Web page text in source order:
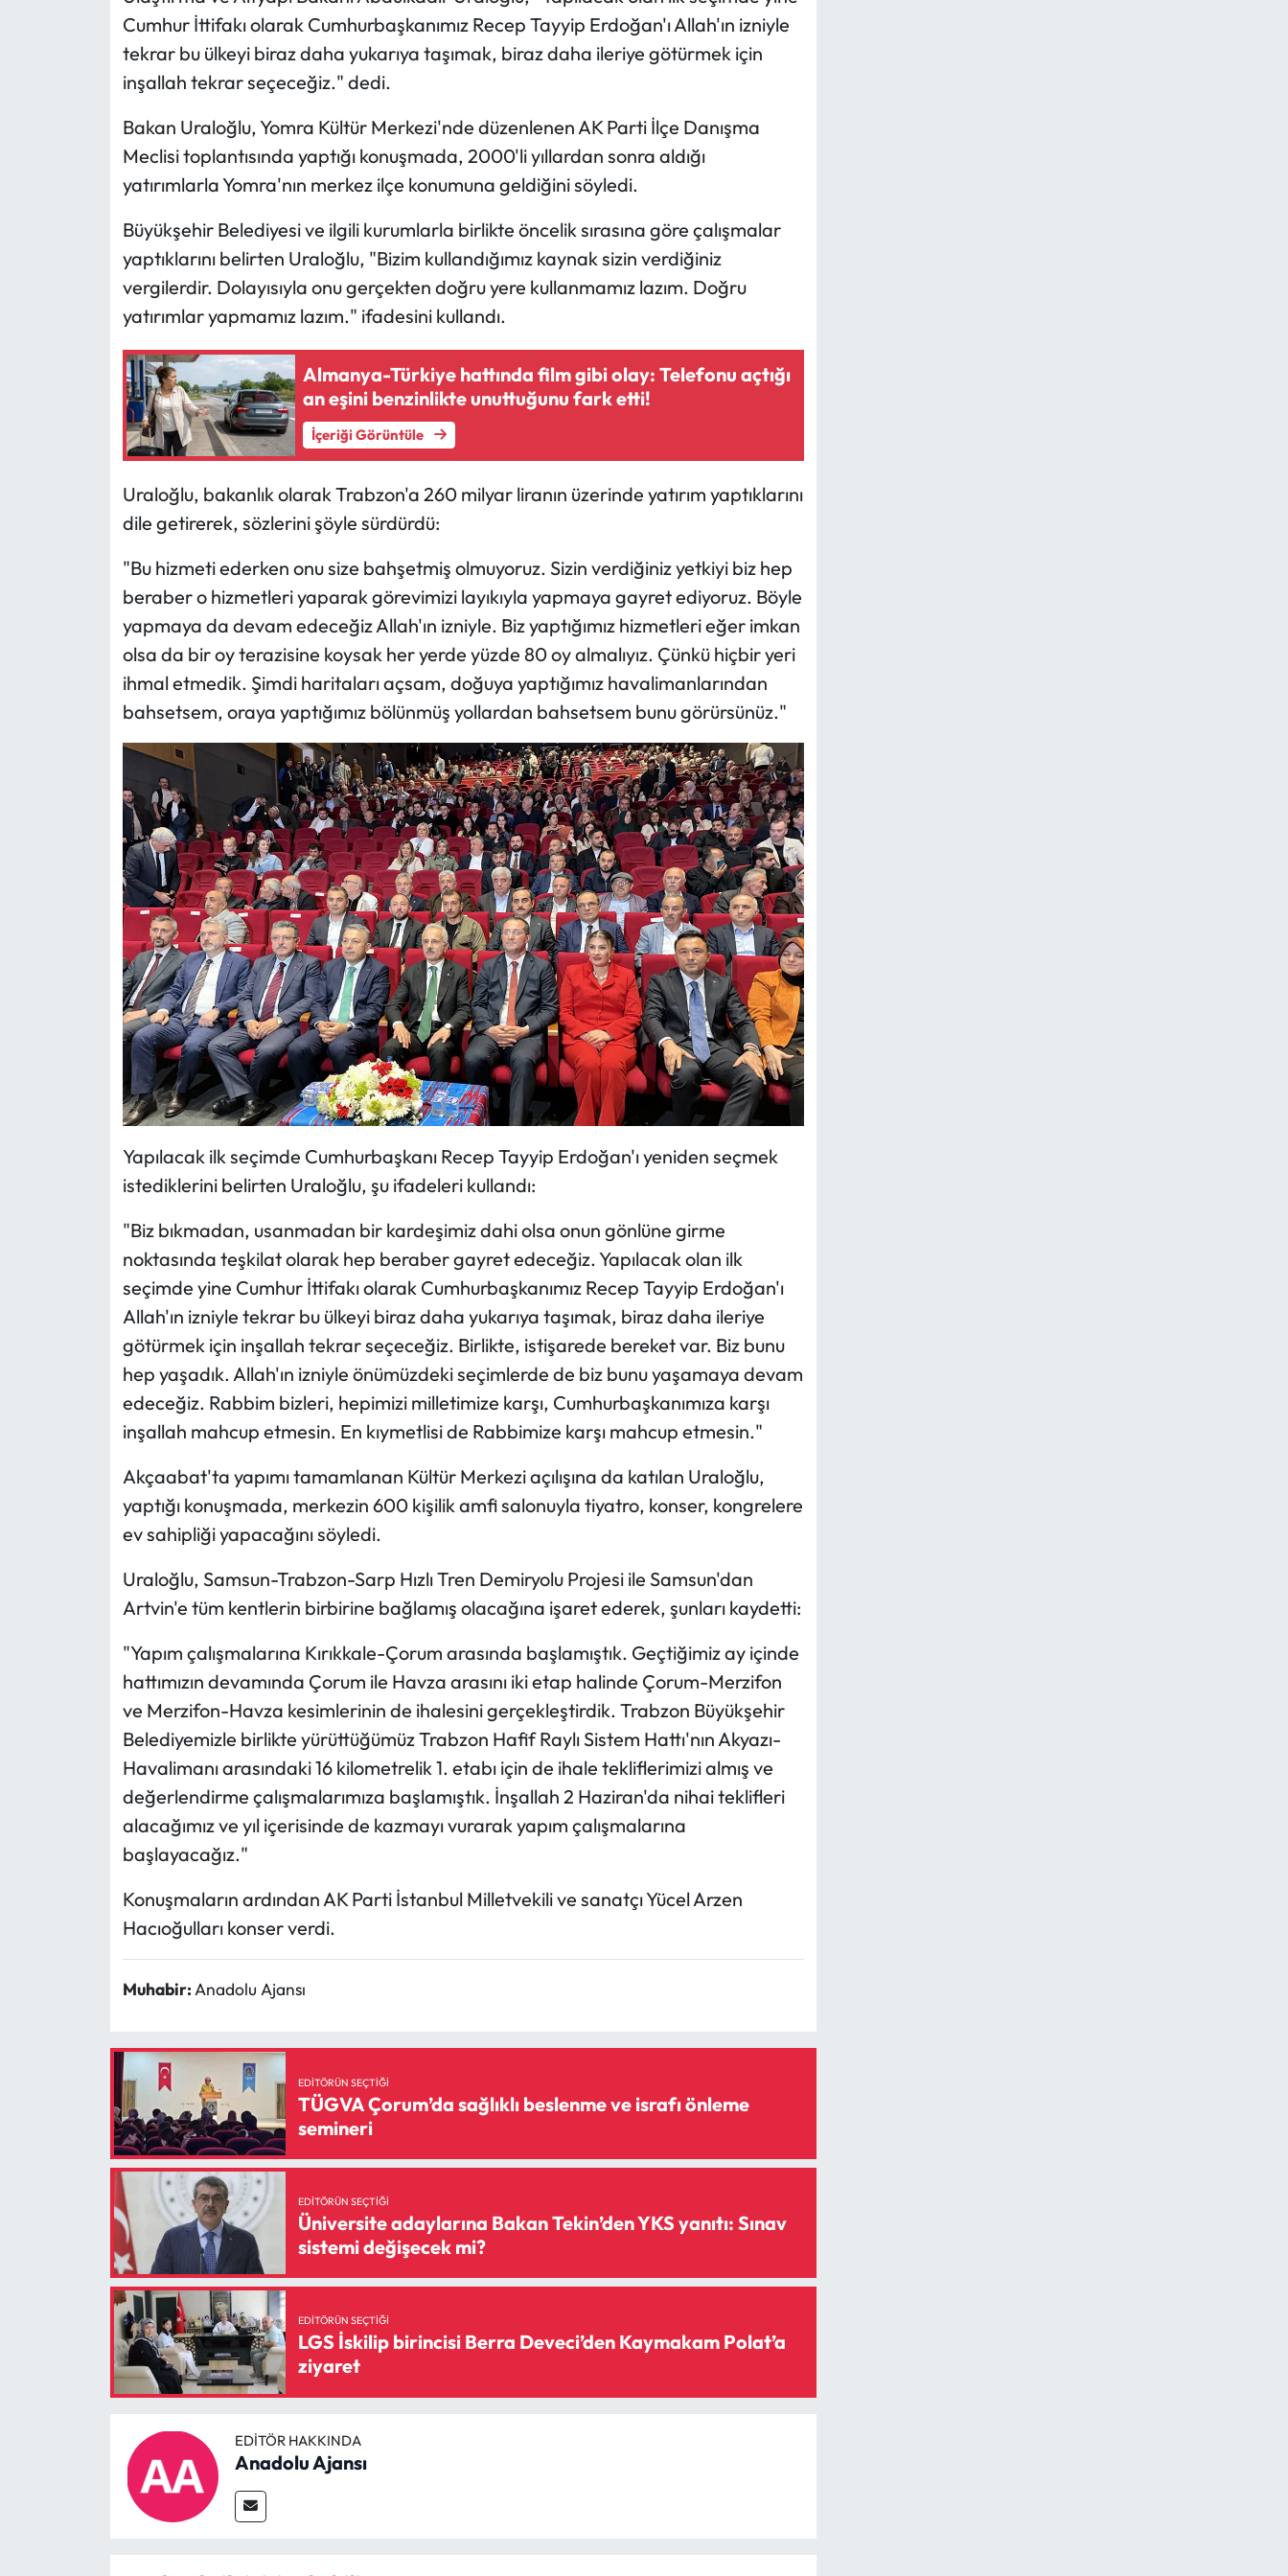
Cumhur İttifakı olarak Cumhurbaşkanımız Recep Tayyip Erdoğan'ı Allah'ın izniyle
tekrar bu ülkeyi biraz daha yukarıya taşımak, biraz daha ileriye götürmek için
inşallah tekrar seçeceğiz." dedi.
Bakan Uraloğlu, Yomra Kültür Merkezi'nde düzenlenen AK Parti İlçe Danışma
Meclisi toplantısında yaptığı konuşmada, 2000'li yıllardan sonra aldığı
yatırımlarla Yomra'nın merkez ilçe konumuna geldiğini söyledi.
Büyükşehir Belediyesi ve ilgili kurumlarla birlikte öncelik sırasına göre çalışmalar
yaptıklarını belirten Uraloğlu, "Bizim kullandığımız kaynak sizin verdiğiniz
vergilerdir. Dolayısıyla onu gerçekten doğru yere kullanmamız lazım. Doğru
yatırımlar yapmamız lazım." ifadesini kullandı.
Almanya-Türkiye hattında film gibi olay: Telefonu açtığı
an eşini benzinlikte unuttuğunu fark etti!
İçeriği Görüntüle
Uraloğlu, bakanlık olarak Trabzon'a 260 milyar liranın üzerinde yatırım yaptıklarını
dile getirerek, sözlerini şöyle sürdürdü:
"Bu hizmeti ederken onu size bahşetmiş olmuyoruz. Sizin verdiğiniz yetkiyi biz hep
beraber o hizmetleri yaparak görevimizi layıkıyla yapmaya gayret ediyoruz. Böyle
yapmaya da devam edeceğiz Allah'ın izniyle. Biz yaptığımız hizmetleri eğer imkan
olsa da bir oy terazisine koysak her yerde yüzde 80 oy almalıyız. Çünkü hiçbir yeri
ihmal etmedik. Şimdi haritaları açsam, doğuya yaptığımız havalimanlarından
bahsetsem, oraya yaptığımız bölünmüş yollardan bahsetsem bunu görürsünüz."
Yapılacak ilk seçimde Cumhurbaşkanı Recep Tayyip Erdoğan'ı yeniden seçmek
istediklerini belirten Uraloğlu, şu ifadeleri kullandı:
"Biz bıkmadan, usanmadan bir kardeşimiz dahi olsa onun gönlüne girme
noktasında teşkilat olarak hep beraber gayret edeceğiz. Yapılacak olan ilk
seçimde yine Cumhur İttifakı olarak Cumhurbaşkanımız Recep Tayyip Erdoğan'ı
Allah'ın izniyle tekrar bu ülkeyi biraz daha yukarıya taşımak, biraz daha ileriye
götürmek için inşallah tekrar seçeceğiz. Birlikte, istişarede bereket var. Biz bunu
hep yaşadık. Allah'ın izniyle önümüzdeki seçimlerde de biz bunu yaşamaya devam
edeceğiz. Rabbim bizleri, hepimizi milletimize karşı, Cumhurbaşkanımıza karşı
inşallah mahcup etmesin. En kıymetlisi de Rabbimize karşı mahcup etmesin."
Akçaabat'ta yapımı tamamlanan Kültür Merkezi açılışına da katılan Uraloğlu,
yaptığı konuşmada, merkezin 600 kişilik amfi salonuyla tiyatro, konser, kongrelere
ev sahipliği yapacağını söyledi.
Uraloğlu, Samsun-Trabzon-Sarp Hızlı Tren Demiryolu Projesi ile Samsun'dan
Artvin'e tüm kentlerin birbirine bağlamış olacağına işaret ederek, şunları kaydetti:
"Yapım çalışmalarına Kırıkkale-Çorum arasında başlamıştık. Geçtiğimiz ay içinde
hattımızın devamında Çorum ile Havza arasını iki etap halinde Çorum-Merzifon
ve Merzifon-Havza kesimlerinin de ihalesini gerçekleştirdik. Trabzon Büyükşehir
Belediyemizle birlikte yürüttüğümüz Trabzon Hafif Raylı Sistem Hattı'nın Akyazı-
Havalimanı arasındaki 16 kilometrelik 1. etabı için de ihale tekliflerimizi almış ve
değerlendirme çalışmalarımıza başlamıştık. İnşallah 2 Haziran'da nihai teklifleri
alacağımız ve yıl içerisinde de kazmayı vurarak yapım çalışmalarına
başlayacağız."
Konuşmaların ardından AK Parti İstanbul Milletvekili ve sanatçı Yücel Arzen
Hacıoğulları konser verdi.
Muhabir:Anadolu Ajansı
EDITÖRÜN SEÇTIĞI
TÜGVA Çorum’da sağlıklı beslenme ve israfı önleme
semineri
EDITÖRÜN SEÇTIĞI
Üniversite adaylarına Bakan Tekin’den YKS yanıtı: Sınav
sistemi değişecek mi?
EDITÖRÜN SEÇTIĞI
LGS İskilip birincisi Berra Deveci’den Kaymakam Polat’a
ziyaret
EDITÖR HAKKINDA
Anadolu Ajansı
Mecitözü Haberleri
Oğuzlar Haberleri
Osmancık Haberleri
Otomotiv
Resmi İlan
Sungurlu Haberleri
Uğurludağ Haberleri
Yemek Tarifleri
Yerel Haberler